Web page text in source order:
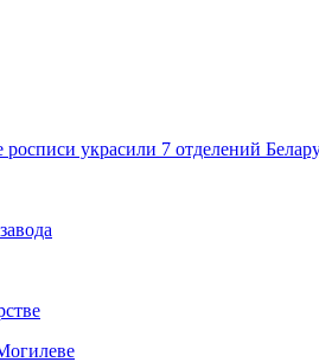
украсили 7 отделений